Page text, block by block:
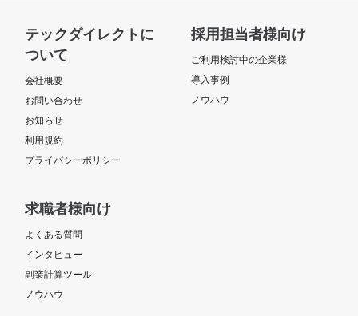
テックダイレクトに
ついて
会社概要
お問い合わせ
お知らせ
利用規約
プライバシーポリシー
採用担当者様向け
ご利用検討中の企業様
導入事例
ノウハウ
求職者様向け
よくある質問
インタビュー
副業計算ツール
ノウハウ